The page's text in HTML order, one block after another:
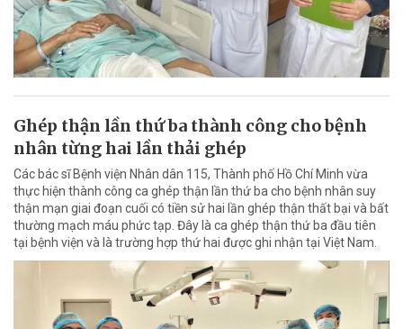
Ghép thận lần thứ ba thành công cho bệnh
nhân từng hai lần thải ghép
Các bác sĩ Bệnh viện Nhân dân 115, Thành phố Hồ Chí Minh vừa
thực hiện thành công ca ghép thận lần thứ ba cho bệnh nhân suy
thận mạn giai đoạn cuối có tiền sử hai lần ghép thận thất bại và bất
thường mạch máu phức tạp. Đây là ca ghép thận thứ ba đầu tiên
tại bệnh viện và là trường hợp thứ hai được ghi nhận tại Việt Nam.